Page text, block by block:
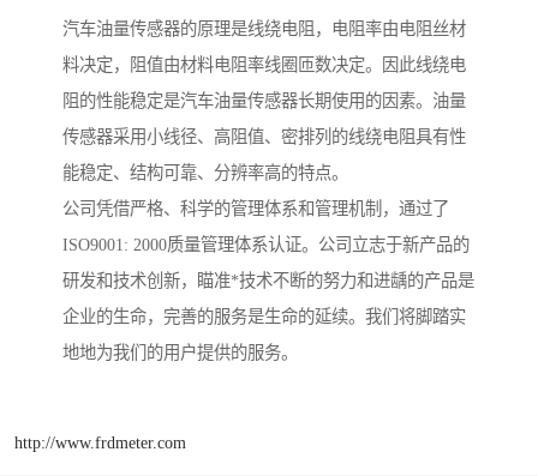
汽车油量传感器的原理是线绕电阻，电阻率由电阻丝材
料决定，阻值由材料电阻率线圈匝数决定。因此线绕电
阻的性能稳定是汽车油量传感器长期使用的因素。油量
传感器采用小线径、高阻值、密排列的线绕电阻具有性
能稳定、结构可靠、分辨率高的特点。
公司凭借严格、科学的管理体系和管理机制，通过了
ISO9001: 2000质量管理体系认证。公司立志于新产品的
研发和技术创新，瞄准*技术不断的努力和进龋的产品是
企业的生命，完善的服务是生命的延续。我们将脚踏实
地地为我们的用户提供的服务。
http://www.frdmeter.com